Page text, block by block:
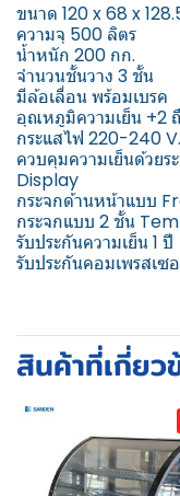
ขนาด 120 x 68 x
ความจุ 500 ลิตร
น้ำหนัก 200 กก.
จำนวนชั้นวาง 3 ชั้น
มีล้อเลื่อน พร้อมเบรค
อุณหภูมิความเย็น +2
กระแสไฟ 220-240
ควบคุมความเย็นด้ว
Display
กระจกด้านหน้าแบบ
กระจกแบบ 2 ชั้น
รับประกันความเย็น 1 ปี
รับประกันคอมเพรสเซอ
สินค้าที่เกี่ยว